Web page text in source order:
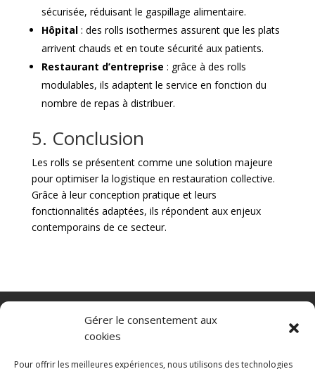
Gérer le consentement aux
cookies
Pour offrir les meilleures expériences, nous utilisons des technologies
sécurisée, réduisant le gaspillage alimentaire.
Hôpital: des rolls isothermes assurent que les plats
arrivent chauds et en toute sécurité aux patients.
Restaurant d’entreprise : grâce à des rolls
modulables, ils adaptent le service en fonction du
nombre de repas à distribuer.
5. Conclusion
Les rolls se présentent comme une solution majeure
pour optimiser la logistique en restauration collective.
Grâce à leur conception pratique et leurs
fonctionnalités adaptées, ils répondent aux enjeux
contemporains de ce secteur.
Transpalette electrique
CGV
Mentions légales
Politique de confidentialité et protection des